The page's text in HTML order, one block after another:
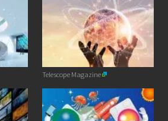
Telescope Magazine